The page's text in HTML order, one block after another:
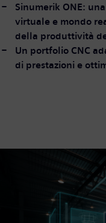
Sinumerik ONE:
virtuale e mondo
della produttività
Un portfolio CNC
di prestazioni e